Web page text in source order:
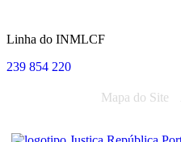
Linha do INMLCF
239 854 220
Mapa do Site